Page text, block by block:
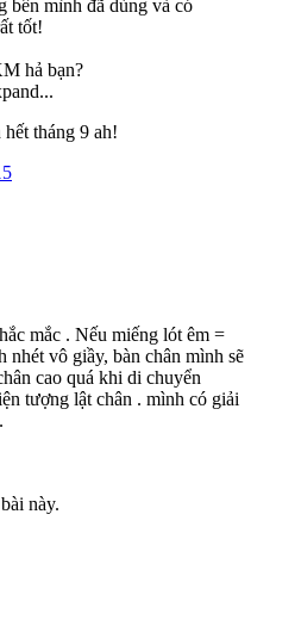
bên mình đã dùng và có
tốt!
hả bạn?
tháng 9 ah!
mắc . Nếu miếng lót êm =
nhét vô giầy, bàn chân mình sẽ
cao quá khi di chuyển
tượng lật chân . mình có giải
này.